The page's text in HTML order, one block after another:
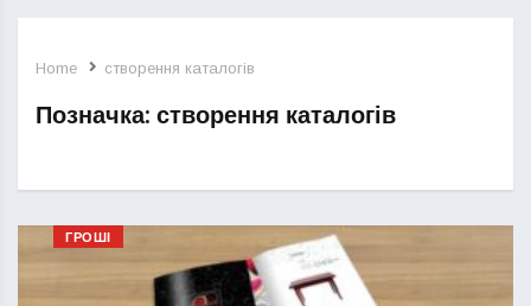
Home створення каталогів
Позначка: створення каталогів
ГРОШІ